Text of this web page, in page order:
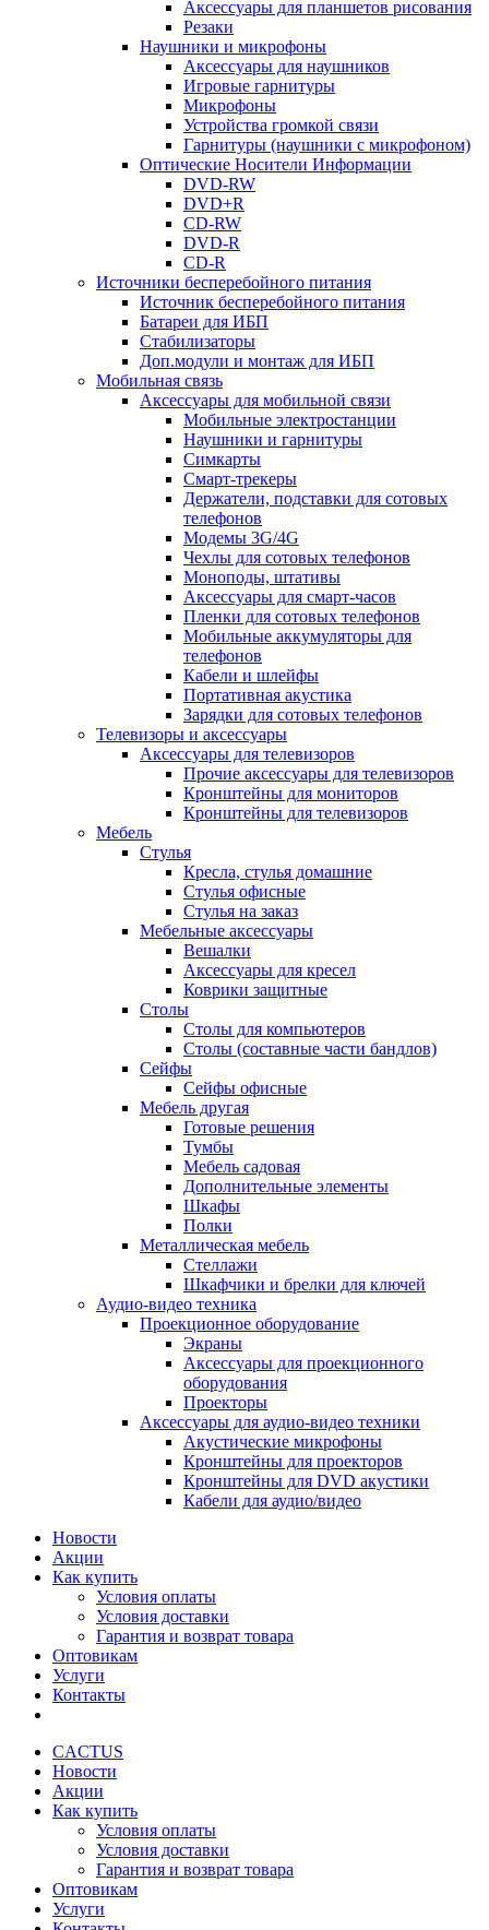
Аксессуары для планшетов рисования
Резаки
Наушники и микрофоны
Аксессуары для наушников
Игровые гарнитуры
Микрофоны
Устройства громкой связи
Гарнитуры (наушники с микрофоном)
Оптические Носители Информации
DVD-RW
DVD+R
CD-RW
DVD-R
CD-R
Источники бесперебойного питания
Источник бесперебойного питания
Батареи для ИБП
Стабилизаторы
Доп.модули и монтаж для ИБП
Мобильная связь
Аксессуары для мобильной связи
Мобильные электростанции
Наушники и гарнитуры
Симкарты
Смарт-трекеры
Держатели, подставки для сотовых
телефонов
Модемы 3G/4G
Чехлы для сотовых телефонов
Моноподы, штативы
Аксессуары для смарт-часов
Пленки для сотовых телефонов
Мобильные аккумуляторы для
телефонов
Кабели и шлейфы
Портативная акустика
Зарядки для сотовых телефонов
Телевизоры и аксессуары
Аксессуары для телевизоров
Прочие аксессуары для телевизоров
Кронштейны для мониторов
Кронштейны для телевизоров
Мебель
Стулья
Кресла, стулья домашние
Стулья офисные
Стулья на заказ
Мебельные аксессуары
Вешалки
Аксессуары для кресел
Коврики защитные
Столы
Столы для компьютеров
Столы (составные части бандлов)
Сейфы
Сейфы офисные
Мебель другая
Готовые решения
Тумбы
Мебель садовая
Дополнительные элементы
Шкафы
Полки
Металлическая мебель
Стеллажи
Шкафчики и брелки для ключей
Аудио-видео техника
Проекционное оборудование
Экраны
Аксессуары для проекционного
оборудования
Проекторы
Аксессуары для аудио-видео техники
Акустические микрофоны
Кронштейны для проекторов
Кронштейны для DVD акустики
Кабели для аудио/видео
Новости
Акции
Как купить
Условия оплаты
Условия доставки
Гарантия и возврат товара
Оптовикам
Услуги
Контакты
CACTUS
Новости
Акции
Как купить
Условия оплаты
Условия доставки
Гарантия и возврат товара
Оптовикам
Услуги